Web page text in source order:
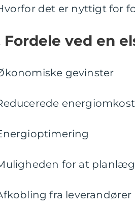
det er nyttigt for
Fordele ved en
gevinster
for at
fra leverandører